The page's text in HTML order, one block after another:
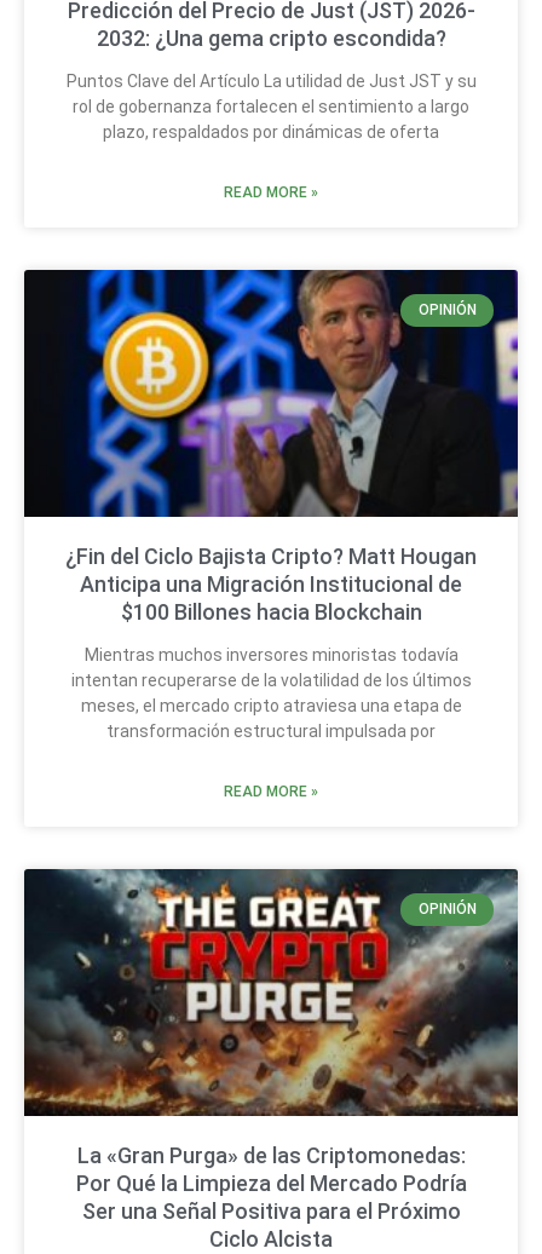
Predicción del Precio de Just (JST) 2026-
2032: ¿Una gema cripto escondida?
Puntos Clave del Artículo La utilidad de Just JST y su
rol de gobernanza fortalecen el sentimiento a largo
plazo, respaldados por dinámicas de oferta
READ MORE »
OPINIÓN
¿Fin del Ciclo Bajista Cripto? Matt Hougan
Anticipa una Migración Institucional de
$100 Billones hacia Blockchain
Mientras muchos inversores minoristas todavía
intentan recuperarse de la volatilidad de los últimos
meses, el mercado cripto atraviesa una etapa de
transformación estructural impulsada por
READ MORE »
OPINIÓN
La «Gran Purga» de las Criptomonedas:
Por Qué la Limpieza del Mercado Podría
Ser una Señal Positiva para el Próximo
Ciclo Alcista